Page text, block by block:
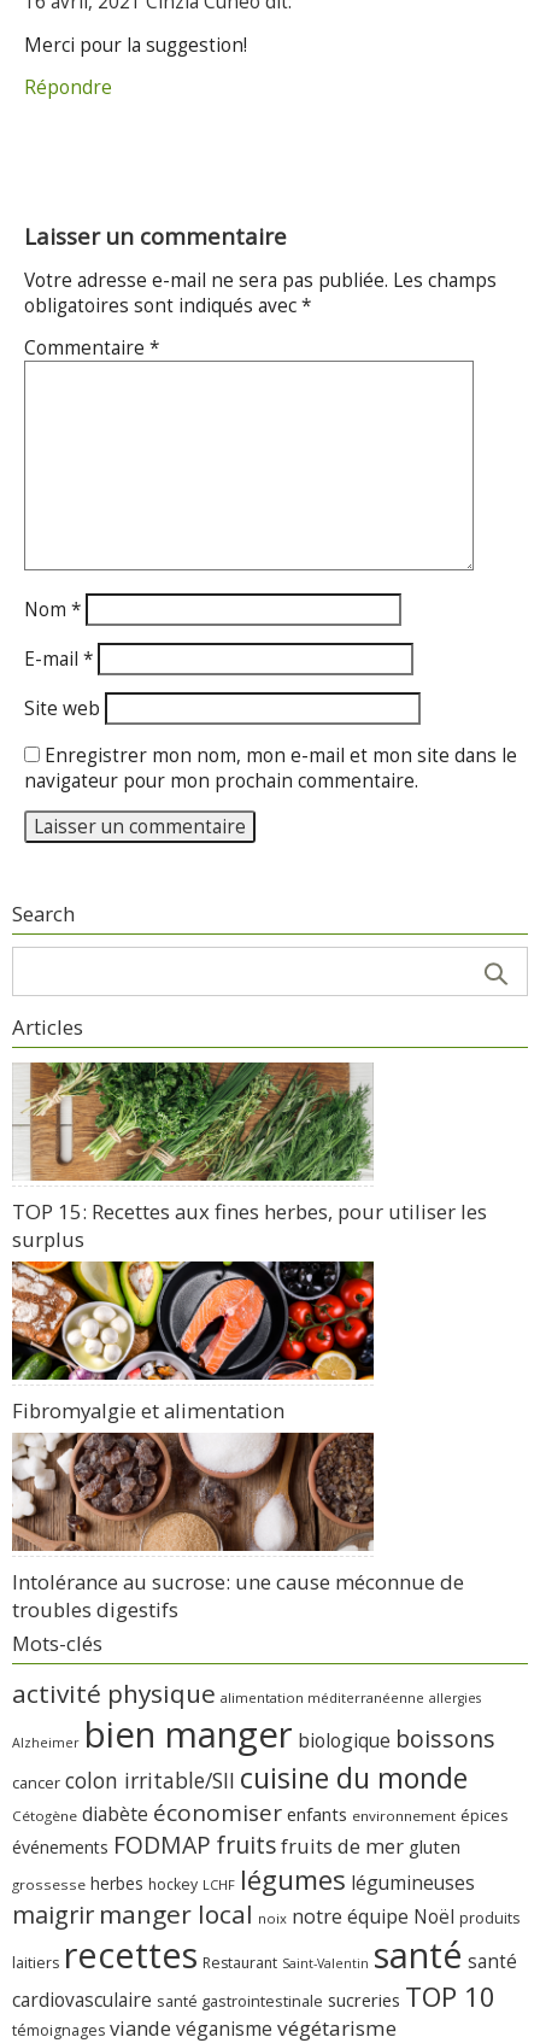
Merci pour la suggestion!
Répondre
Laisser un commentaire
Votre adresse e-mail ne sera pas publiée. Les champs
obligatoires sont indiqués avec*
Commentaire *
Nom *
E-mail *
Site web
Enregistrer mon nom, mon e-mail et mon site dans le
navigateur pour mon prochain commentaire.
Search
Articles
TOP 15: Recettes aux fines herbes, pour utiliser les
surplus
Fibromyalgie et alimentation
Intolérance au sucrose: une cause méconnue de
troubles digestifs
Mots-clés
activité physique alimentation méditerranéenne allergies
Alzheimer bien manger biologique boissons
cancer colon irritable/SII cuisine du monde
Cétogène diabète économiser enfants environnement épices
événements FODMAP fruitsfruits de mer gluten
grossesse herbes hockey LCHF légumes légumineuses
maigrir manger local noix notre équipe Noël produits
laitiers recettes Restaurant Saint-Valentin santé santé
cardiovasculaire santé gastrointestinale sucreries TOP 10
témoignages viande véganisme végétarisme